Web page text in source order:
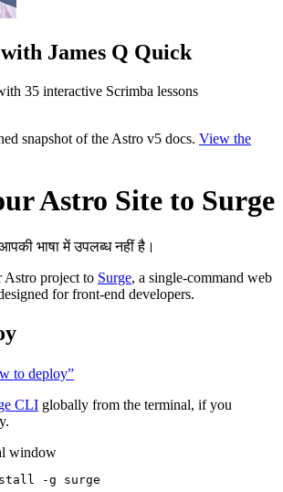
with James Q Quick
35 interactive Scrimba lessons
snapshot of the Astro v5 docs. View the
Astro Site to Surge
भाषा में उपलब्ध नहीं है।
Astro project to Surge, a single-command web
for front-end developers.
to deploy”
CLI globally from the terminal, if you
window
-g surge